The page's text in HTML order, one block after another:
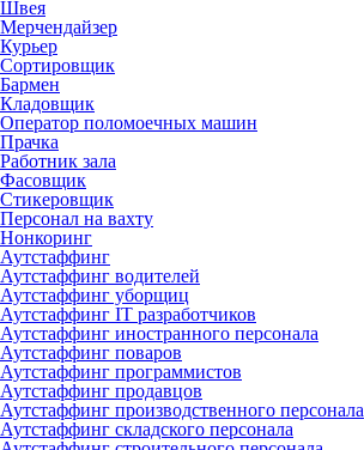
Швея
Мерчендайзер
Курьер
Сортировщик
Бармен
Кладовщик
Оператор поломоечных машин
Прачка
Работник зала
Фасовщик
Стикеровщик
Персонал на вахту
Нонкоринг
Аутстаффинг
Аутстаффинг водителей
Аутстаффинг уборщиц
Аутстаффинг IT разработчиков
Аутстаффинг иностранного персонала
Аутстаффинг поваров
Аутстаффинг программистов
Аутстаффинг продавцов
Аутстаффинг производственного персонала
Аутстаффинг складского персонала